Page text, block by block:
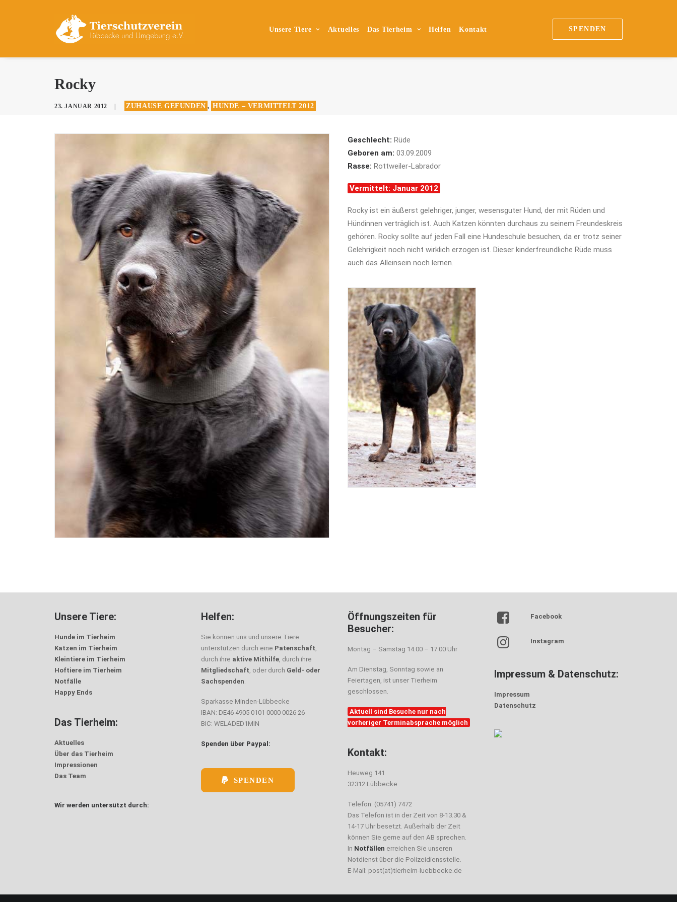
Unsere Tiere Aktuelles Das Tierheim Helfen Kontakt SPENDEN
Rocky
23. JANUAR 2012 ZUHAUSE GEFUNDEN , HUNDE – VERMITTELT 2012
Geschlecht: Rüde
Geboren am: 03.09.2009
Rasse: Rottweiler-Labrador
Vermittelt: Januar 2012
Rocky ist ein äußerst gelehriger, junger, wesensguter Hund, der mit Rüden und
Hündinnen verträglich ist. Auch Katzen könnten durchaus zu seinem Freundeskreis
gehören. Rocky sollte auf jeden Fall eine Hundeschule besuchen, da er trotz seiner
Gelehrigkeit noch nicht wirklich erzogen ist. Dieser kinderfreundliche Rüde muss
auch das Alleinsein noch lernen.
Unsere Tiere:
Hunde im Tierheim
Katzen im Tierheim
Kleintiere im Tierheim
Hoftiere im Tierheim
Notfälle
Happy Ends
Das Tierheim:
Aktuelles
Über das Tierheim
Impressionen
Das Team
Wir werden untersützt durch:
Helfen:
Sie können uns und unsere Tiere
unterstützen durch eine Patenschaft,
durch ihre aktive Mithilfe, durch ihre
Mitgliedschaft, oder durch Geld- oder
Sachspenden.
Sparkasse Minden-Lübbecke
IBAN: DE46 4905 0101 0000 0026 26
BIC: WELADED1MIN
Spenden über Paypal:
SPENDEN
Öffnungszeiten für
Besucher:
Montag – Samstag 14.00 – 17.00 Uhr
Am Dienstag, Sonntag sowie an
Feiertagen, ist unser Tierheim
geschlossen.
Aktuell sind Besuche nur nach
vorheriger Terminabsprache möglich
Kontakt:
Heuweg 141
32312 Lübbecke
Telefon: (05741) 7472
Das Telefon ist in der Zeit von 8-13.30 &
14-17 Uhr besetzt. Außerhalb der Zeit
können Sie gerne auf den AB sprechen.
In Notfällen erreichen Sie unseren
Notdienst über die Polizeidiensstelle.
E-Mail: post(at)tierheim-luebbecke.de
Facebook
Instagram
Impressum & Datenschutz:
Impressum
Datenschutz